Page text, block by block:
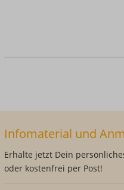
Infomaterial und
Erhalte jetzt Dein
oder kostenfrei per Post!